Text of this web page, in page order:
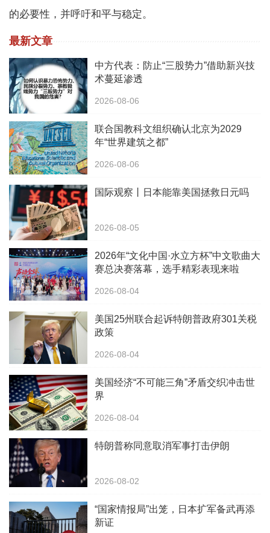
的必要性，并呼吁和平与稳定。
最新文章
中方代表：防止“三股势力”借助新兴技
术蔓延渗透
2026-08-06
联合国教科文组织确认北京为2029
年“世界建筑之都”
2026-08-06
国际观察丨日本能靠美国拯救日元吗
2026-08-05
2026年“文化中国·水立方杯”中文歌曲大
赛总决赛落幕，选手精彩表现来啦
2026-08-04
美国25州联合起诉特朗普政府301关税
政策
2026-08-04
美国经济“不可能三角”矛盾交织冲击世
界
2026-08-04
特朗普称同意取消军事打击伊朗
2026-08-02
“国家情报局”出笼，日本扩军备武再添
新证